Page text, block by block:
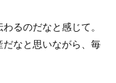
るのだなと感じて。
なと思いながら、毎